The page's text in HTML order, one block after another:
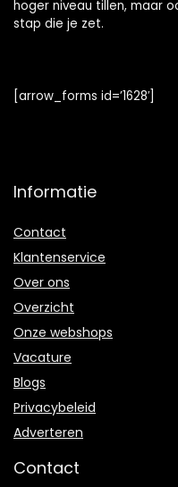
hoger niveau tillen, maar
stap die je zet.
[arrow_forms id=’1628′]
Informatie
Contact
Klantenservice
Over ons
Overzicht
Onze webshops
Vacature
Blogs
Privacybeleid
Adverteren
Contact